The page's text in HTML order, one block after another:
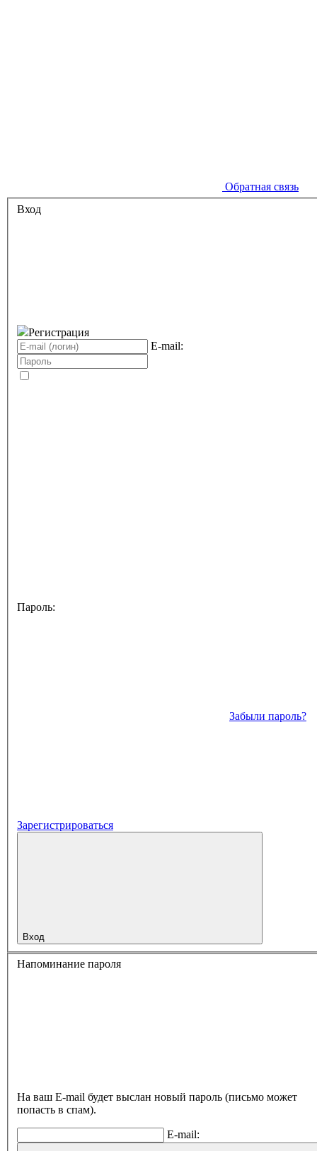
Обратная связь
Вход
Регистрация
E-mail:
Пароль:
Забыли пароль?
Зарегистрироваться
Вход
Напоминание пароля
На ваш E-mail будет выслан новый пароль (письмо может
попасть в спам).
E-mail: